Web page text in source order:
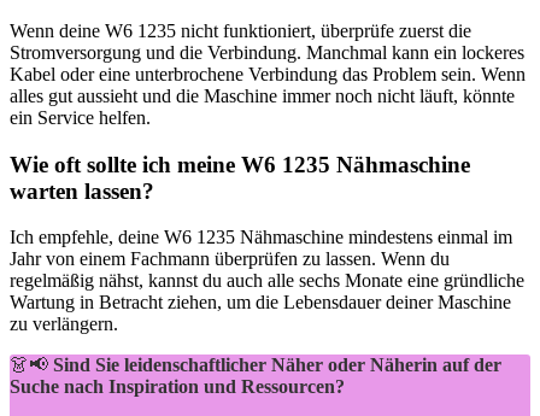
Wenn‍ deine W6 ⁤1235 nicht funktioniert, überprüfe zuerst die
Stromversorgung ⁣und die Verbindung. Manchmal kann ein lockeres
Kabel oder eine unterbrochene Verbindung das‍ Problem sein. Wenn
alles gut aussieht und die Maschine immer noch nicht läuft, ⁢könnte
ein Service helfen.
Wie oft sollte ich meine W6 1235 Nähmaschine‌
warten lassen?
Ich empfehle, deine W6 1235 Nähmaschine mindestens einmal‌ im
‍Jahr ‍von einem Fachmann überprüfen zu lassen. Wenn du
regelmäßig nähst, kannst du auch alle sechs Monate eine gründliche
Wartung in Betracht ziehen, um die Lebensdauer‍ deiner Maschine
zu verlängern.
👗📢 Sind Sie leidenschaftlicher Näher oder Näherin auf der
Suche nach Inspiration und Ressourcen?